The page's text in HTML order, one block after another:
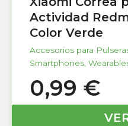
Actividad
Color Verde
Accesorios para
Smartphones
0,99 €